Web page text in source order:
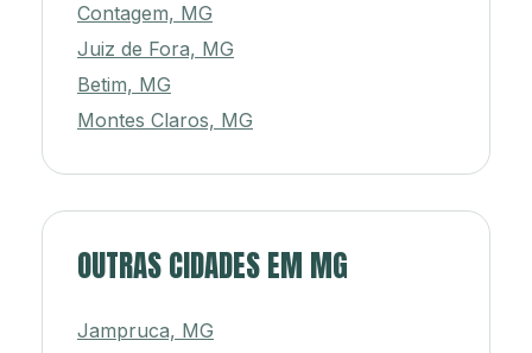
Contagem, MG
Juiz de Fora, MG
Betim, MG
Montes Claros, MG
OUTRAS CIDADES EM MG
Jampruca, MG